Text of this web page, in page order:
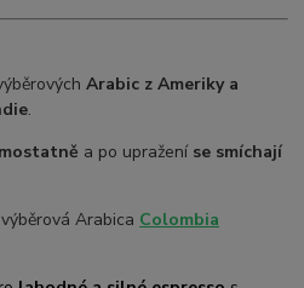
Arabic z Ameriky a
.
a po upražení se smíchají
Arabica Colombia